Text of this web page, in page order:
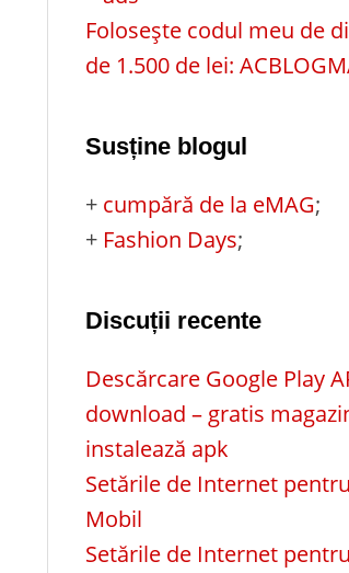
Folosește codul meu de
de 1.500 de lei:
Susține blogul
+ cumpără de la eMAG;
+ Fashion Days;
Discuții recente
Descărcare Google Play
download – gratis
instalează apk
Setările de Internet
Mobil
Setările de Internet pentru